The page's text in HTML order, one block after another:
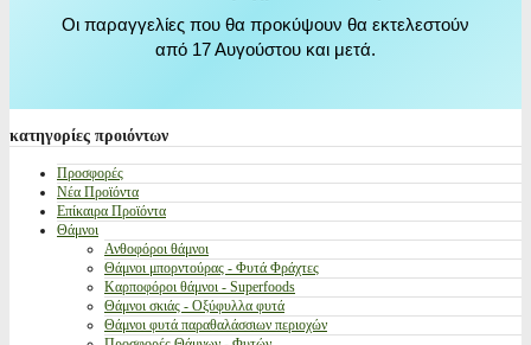
Οι παραγγελίες που θα προκύψουν θα εκτελεστούν
από 17 Αυγούστου και μετά.
κατηγορίες προιόντων
Προσφορές
Νέα Προϊόντα
Επίκαιρα Προϊόντα
Θάμνοι
Ανθοφόροι θάμνοι
Θάμνοι μπορντούρας - Φυτά Φράχτες
Καρποφόροι θάμνοι - Superfoods
Θάμνοι σκιάς - Οξύφυλλα φυτά
Θάμνοι φυτά παραθαλάσσιων περιοχών